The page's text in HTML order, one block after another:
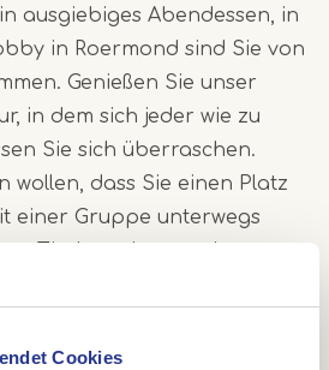
Cookies
ausgiebiges Abendessen, in
in Roermond sind Sie von
Genießen Sie unser
in dem sich jeder wie zu
Sie sich überraschen.
wollen, dass Sie einen Platz
einer Gruppe unterwegs
Zeit an der zentralsten